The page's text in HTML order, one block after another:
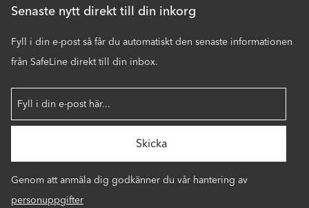
Senaste nytt direkt till din inkorg
Fyll i din e-post så får du automatiskt den senaste informationen
från SafeLine direkt till din inbox.
Genom att anmäla dig godkänner du vår hantering av
personuppgifter